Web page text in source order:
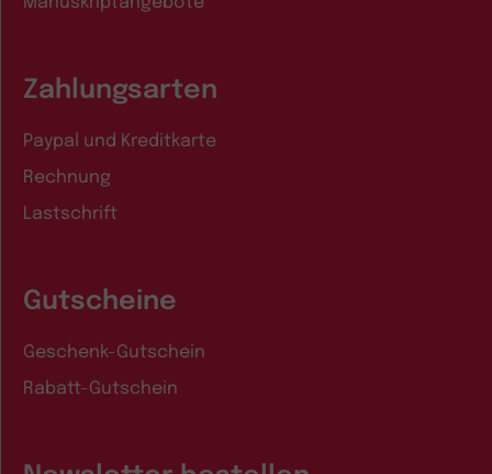
Zahlungsarten
Paypal und Kreditkarte
Rechnung
Lastschrift
Gutscheine
Geschenk-Gutschein
Rabatt-Gutschein